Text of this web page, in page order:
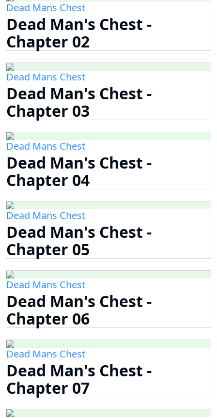
Dead Mans Chest
Dead Man's Chest -
Chapter 02
Dead Mans Chest
Dead Man's Chest -
Chapter 03
Dead Mans Chest
Dead Man's Chest -
Chapter 04
Dead Mans Chest
Dead Man's Chest -
Chapter 05
Dead Mans Chest
Dead Man's Chest -
Chapter 06
Dead Mans Chest
Dead Man's Chest -
Chapter 07